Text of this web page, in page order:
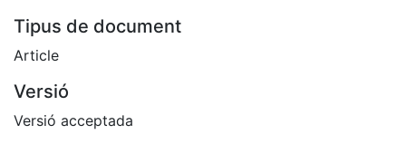
Tipus de document
Article
Versió
Versió acceptada